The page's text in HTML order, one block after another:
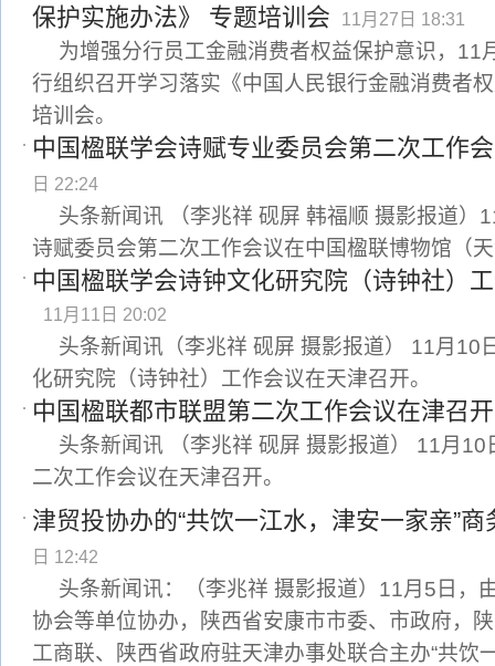
保护实施办法》 专题培训会
11月27日 18:31
为增强分行员工金融消费者权益保护意识，11
行组织召开学习落实《中国人民银行金融消费者
培训会。
中国楹联学会诗赋专业委员会第二次工作
日 22:24
头条新闻讯 （李兆祥 砚屏 韩福顺 摄影报道）
诗赋委员会第二次工作会议在中国楹联博物馆（
中国楹联学会诗钟文化研究院（诗钟社）
11月11日 20:02
头条新闻讯（李兆祥 砚屏 摄影报道） 11月10
化研究院（诗钟社）工作会议在天津召开。
中国楹联都市联盟第二次工作会议在津召开
头条新闻讯 （李兆祥 砚屏 摄影报道） 11月
二次工作会议在天津召开。
津贸投协办的“共饮一江水，津安一家亲”
日 12:42
头条新闻讯：（李兆祥 摄影报道）11月5日，
协会等单位协办，陕西省安康市市委、市政府，
工商联、陕西省政府驻天津办事处联合主办“共饮